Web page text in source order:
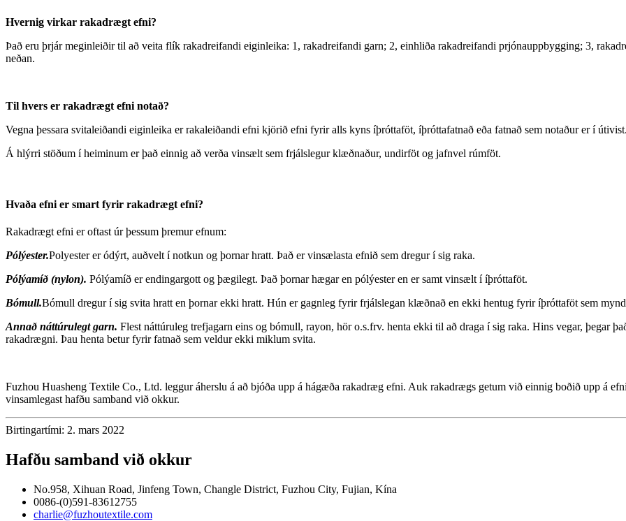
Hvernig virkar rakadrægt efni?
Það eru þrjár meginleiðir til að veita flík rakadreifandi eiginleika: 1, rakadreifandi garn; 2, einhliða rakadreifandi prjónauppbygging; 3,
neðan.
Til hvers er rakadrægt efni notað?
Vegna þessara svitaleiðandi eiginleika er rakaleiðandi efni kjörið efni fyrir alls kyns íþróttaföt, íþróttafatnað eða fatnað sem notaður er í útivist.
Á hlýrri stöðum í heiminum er það einnig að verða vinsælt sem frjálslegur klæðnaður, undirföt og jafnvel rúmföt.
Hvaða efni er smart fyrir rakadrægt efni?
Rakadrægt efni er oftast úr þessum þremur efnum:
Pólýester.Polyester er ódýrt, auðvelt í notkun og þornar hratt. Það er vinsælasta efnið sem dregur í sig raka.
Pólýamíð (nylon). Pólýamíð er endingargott og þægilegt. Það þornar hægar en pólýester en er samt vinsælt í íþróttaföt.
Bómull.Bómull dregur í sig svita hratt en þornar ekki hratt. Hún er gagnleg fyrir frjálslegan klæðnað en ekki hentug fyrir íþróttaföt sem
Annað náttúrulegt garn. Flest náttúruleg trefjagarn eins og bómull, rayon, hör o.s.frv. henta ekki til að draga í sig raka. Hins vegar, þegar
rakadrægni. Þau henta betur fyrir fatnað sem veldur ekki miklum svita.
Fuzhou Huasheng Textile Co., Ltd. leggur áherslu á að bjóða upp á hágæða rakadræg efni. Auk rakadrægs getum við einnig boðið upp á
vinsamlegast hafðu samband við okkur.
Birtingartími: 2. mars 2022
Hafðu samband við okkur
No.958, Xihuan Road, Jinfeng Town, Changle District, Fuzhou City, Fujian, Kína
0086-(0)591-83612755
charlie@fuzhoutextile.com